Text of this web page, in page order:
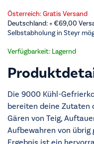
Österreich: Gratis Versand
Deutschland: +€69,00
Selbstabholung in Steyr
Verfügbarkeit: Lagernd
Die 9000 Kühl-
bereiten deine Zutaten
Gären von Teig,
Aufbewahren von übrig